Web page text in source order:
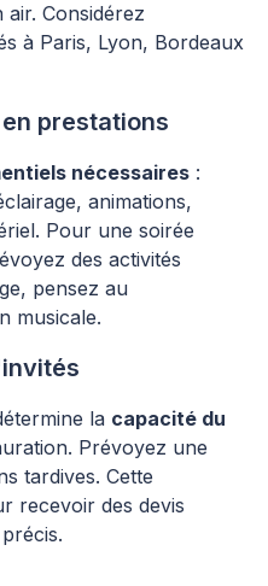
Considérez
à Paris, Lyon, Bordeaux
prestations
nécessaires :
animations,
Pour une soirée
des activités
pensez au
musicale.
la capacité du
Prévoyez une
tardives. Cette
recevoir des devis